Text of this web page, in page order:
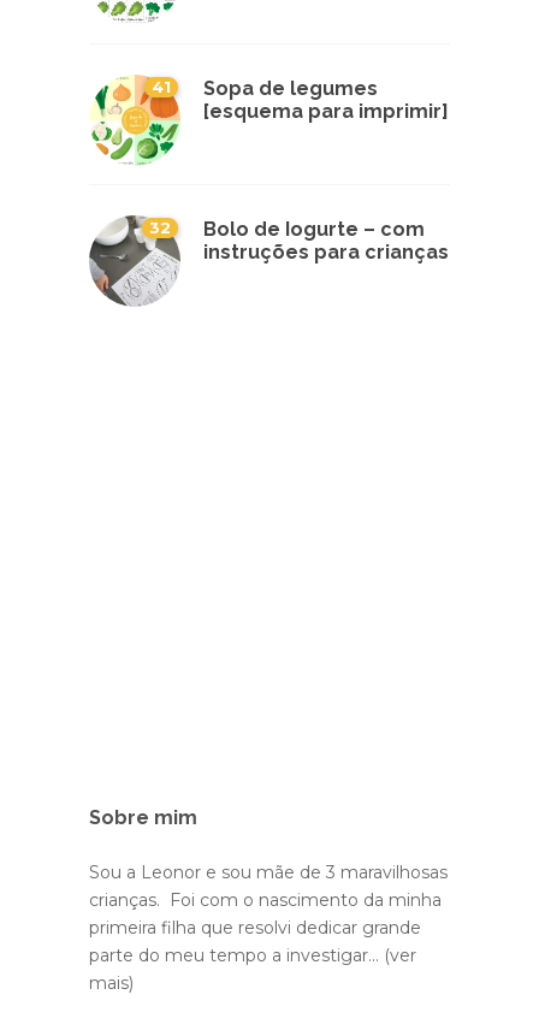
41
Sopa de legumes
[esquema para imprimir]
32
Bolo de Iogurte – com
instruções para crianças
Sobre mim
Sou a Leonor e sou mãe de 3 maravilhosas
crianças. Foi com o nascimento da minha
primeira filha que resolvi dedicar grande
parte do meu tempo a investigar... (ver
mais)